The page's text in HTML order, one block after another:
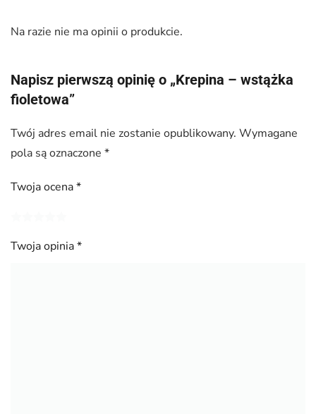
Na razie nie ma opinii o produkcie.
Napisz pierwszą opinię o „Krepina – wstążka
fioletowa”
Twój adres email nie zostanie opublikowany. Wymagane
pola są oznaczone *
Twoja ocena*
Twoja opinia*